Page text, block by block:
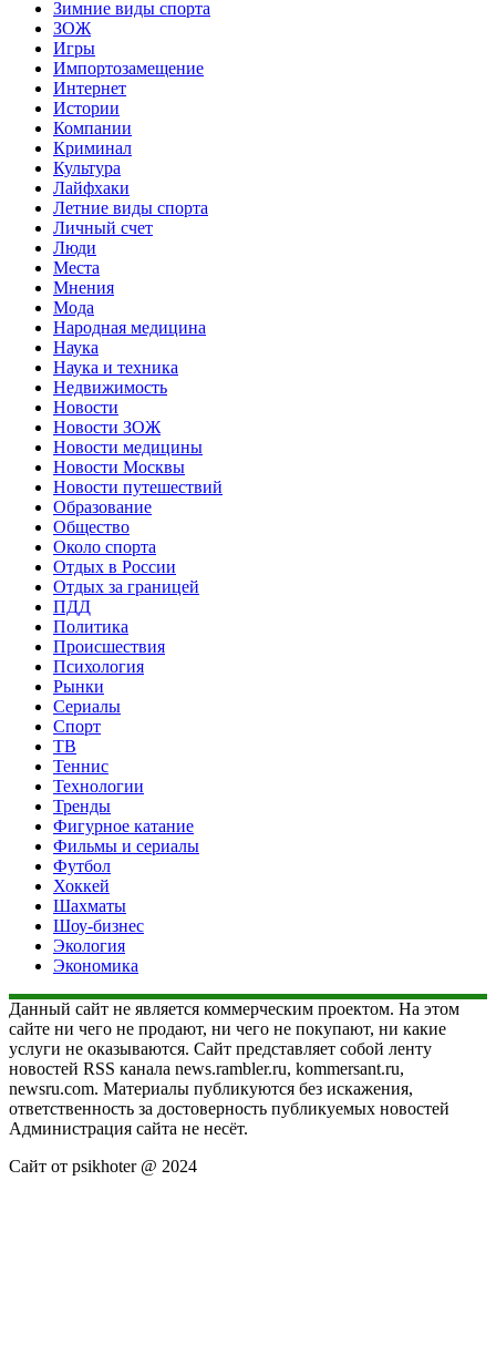
Зимние виды спорта
ЗОЖ
Игры
Импортозамещение
Интернет
Истории
Компании
Криминал
Культура
Лайфхаки
Летние виды спорта
Личный счет
Люди
Места
Мнения
Мода
Народная медицина
Наука
Наука и техника
Недвижимость
Новости
Новости ЗОЖ
Новости медицины
Новости Москвы
Новости путешествий
Образование
Общество
Около спорта
Отдых в России
Отдых за границей
ПДД
Политика
Происшествия
Психология
Рынки
Сериалы
Спорт
ТВ
Теннис
Технологии
Тренды
Фигурное катание
Фильмы и сериалы
Футбол
Хоккей
Шахматы
Шоу-бизнес
Экология
Экономика
Данный сайт не является коммерческим проектом. На этом
сайте ни чего не продают, ни чего не покупают, ни какие
услуги не оказываются. Сайт представляет собой ленту
новостей RSS канала news.rambler.ru, kommersant.ru,
newsru.com. Материалы публикуются без искажения,
ответственность за достоверность публикуемых новостей
Администрация сайта не несёт.
Сайт от psikhoter @ 2024